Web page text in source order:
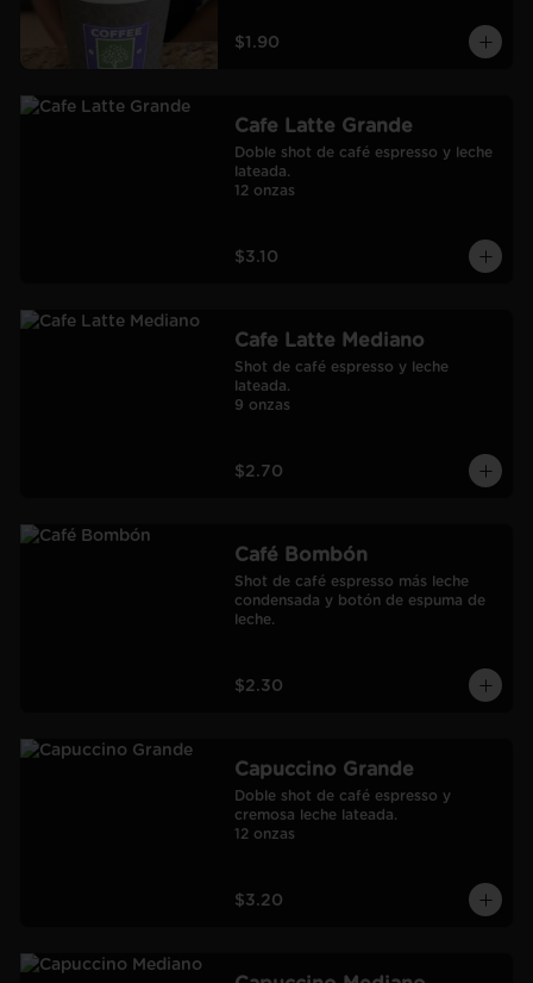
$1.90
Cafe Latte Grande
Doble shot de café espresso y leche
lateada.
12 onzas
$3.10
Cafe Latte Mediano
Shot de café espresso y leche
lateada.
9 onzas
$2.70
Café Bombón
Shot de café espresso más leche
condensada y botón de espuma de
leche.
$2.30
Capuccino Grande
Doble shot de café espresso y
cremosa leche lateada.
12 onzas
$3.20